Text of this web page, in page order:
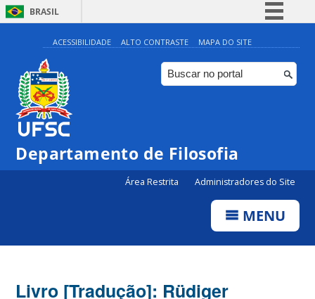
BRASIL
Simplifique!
Comunica BR
Participe
Canais
ACESSIBILIDADE ALTO CONTRASTE MAPA DO SITE
Departamento de Filosofia
Área Restrita Administradores do Site
MENU
Livro [Tradução]: Rüdiger